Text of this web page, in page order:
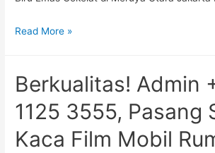
Spesial!
211-
555,
Pasang
Read More »
Berkualitas! Admin
1125 3555, Pasang
Kaca Film Mobil